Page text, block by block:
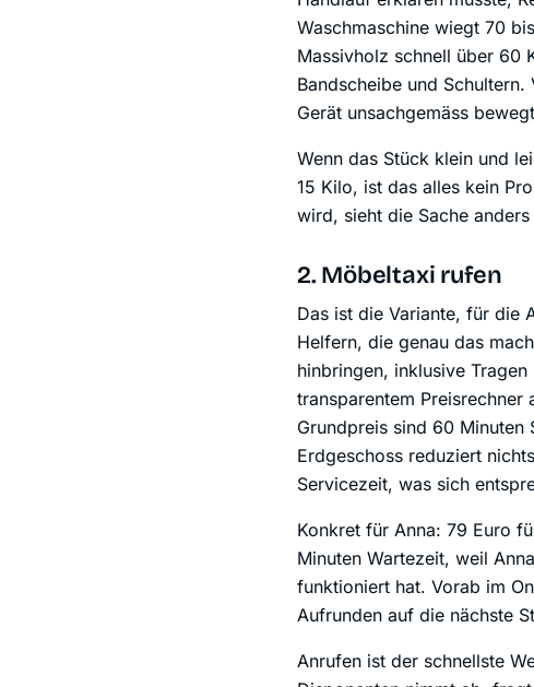
Waschmaschine wiegt 70
Massivholz schnell über 60
Bandscheibe und
Gerät unsachgemäss
Wenn das Stück klein und
15 Kilo, ist das alles kein
wird, sieht die Sache anders
2. Möbeltaxi rufen
Das ist die Variante, für die
Helfern, die genau das
hinbringen, inklusive
transparentem
Grundpreis sind 60
Erdgeschoss reduziert
Servicezeit, was sich
Konkret für Anna: 79 Euro
Minuten Wartezeit, weil
funktioniert hat. Vorab im
Aufrunden auf die nächste
Anrufen ist der schnellste